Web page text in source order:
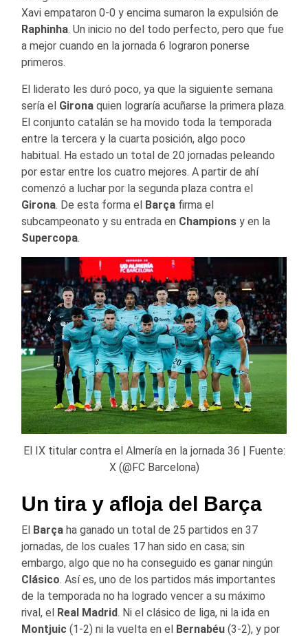
Xavi empataron 0-0 y encima sumaron la expulsión de
Raphinha. Un inicio no del todo perfecto, pero que fue
a mejor cuando en la jornada 6 lograron ponerse
primeros.
El liderato les duró poco, ya que la siguiente semana
sería el Girona quien lograría acuñarse la primera plaza.
El conjunto catalán se ha movido toda la temporada
entre la tercera y la cuarta posición, algo poco
habitual. Ha estado un total de 20 jornadas peleando
por estar entre los cuatro mejores. A partir de ahí
comenzó a luchar por la segunda plaza contra el
Girona. De esta forma el Barça firma el
subcampeonato y su entrada en Champions y en la
Supercopa.
El IX titular contra el Almería en la jornada 36 | Fuente:
X (@FC Barcelona)
Un tira y afloja del Barça
El Barça ha ganado un total de 25 partidos en 37
jornadas, de los cuales 17 han sido en casa; sin
embargo, algo que no ha conseguido es ganar ningún
Clásico. Así es, uno de los partidos más importantes
de la temporada no ha logrado vencer a su máximo
rival, el
Real Madrid. Ni el clásico de liga, ni la ida en
Montjuic (1-2) ni la vuelta en el Bernabéu (3-2), y por